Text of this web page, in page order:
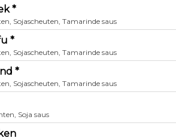
*
Sojascheuten, Tamarinde saus
*
Sojascheuten, Tamarinde saus
*
Sojascheuten, Tamarinde saus
Soja saus